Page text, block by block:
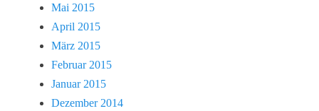
Mai 2015
April 2015
März 2015
Februar 2015
Januar 2015
Dezember 2014